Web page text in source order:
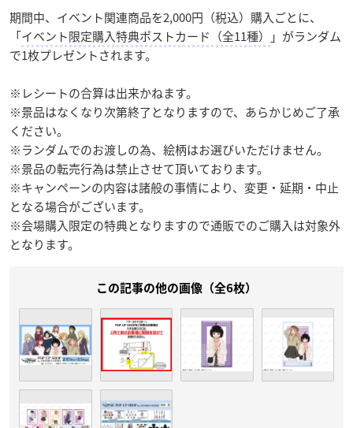
期間中、イベント関連商品を2,000円（税込）購入ごとに、
「イベント限定購入特典ポストカード（全11種）
」がランダム
で1枚プレゼントされます。
※レシートの合算は出来かねます。
※景品はなくなり次第終了となりますので、あらかじめご了承
ください。
※ランダムでのお渡しの為、絵柄はお選びいただけません。
※景品の転売行為は禁止させて頂いております。
※キャンペーンの内容は諸般の事情により、変更・延期・中止
となる場合がございます。
※会場購入限定の特典となりますので通販でのご購入は対象外
となります。
この記事の他の画像（全6枚）